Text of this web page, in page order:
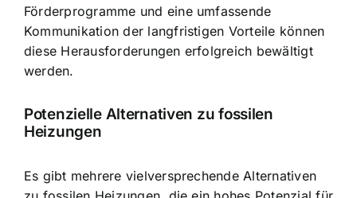
Förderprogramme und eine umfassende
Kommunikation der langfristigen Vorteile können
diese Herausforderungen erfolgreich bewältigt
werden.
Potenzielle Alternativen zu fossilen
Heizungen
Es gibt mehrere vielversprechende Alternativen